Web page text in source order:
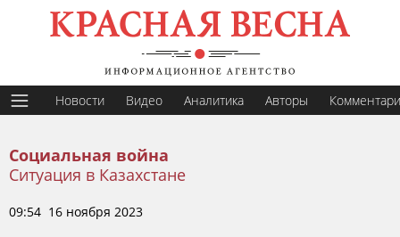
Новости Видео Аналитика Авторы
Социальная война
Ситуация в Казахстане
09:54 16 ноября 2023